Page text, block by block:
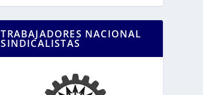
TRABAJADORES NACIONAL
SINDICALISTAS